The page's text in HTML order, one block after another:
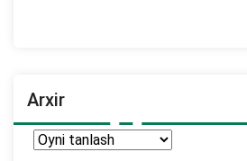
Arxir
Arxir